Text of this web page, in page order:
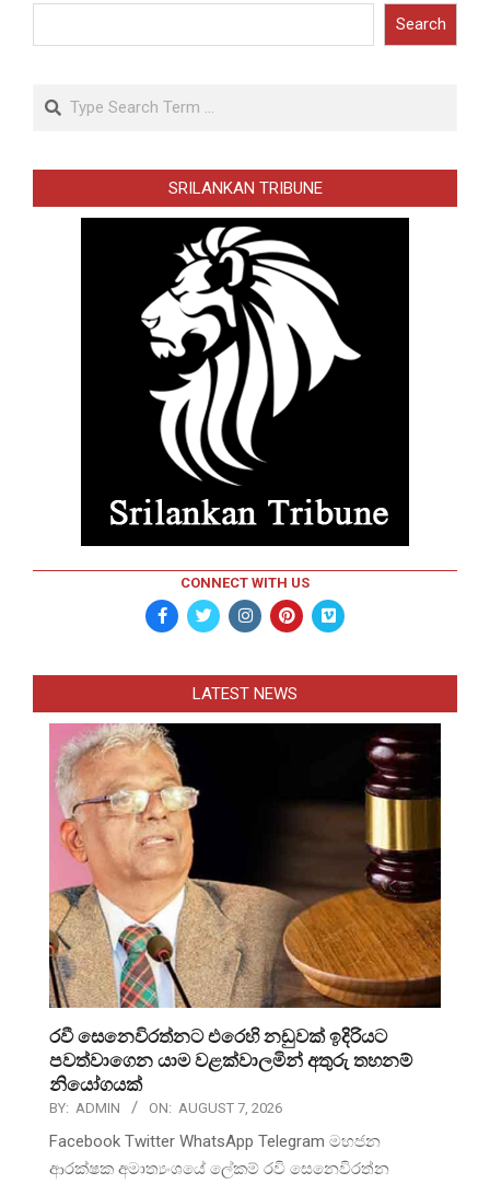
Search
Search
SRILANKAN TRIBUNE
CONNECT WITH US
LATEST NEWS
රවී සෙනෙවිරත්නට එරෙහි නඩුවක් ඉදිරියට
පවත්වාගෙන යාම වළක්වාලමින් අතුරු තහනම්
නියෝගයක්
BY: ADMIN ON: AUGUST 7, 2026
Facebook Twitter WhatsApp Telegram මහජන
ආරක්ෂක අමාත්‍යංශයේ ලේකම් රවි සෙනෙවිරත්න